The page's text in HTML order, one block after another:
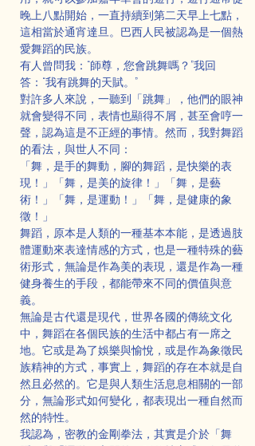
晚上八點開始，一直持續到第二天早上七點，
這相當於通宵達旦。巴西人民被認為是一個熱
愛舞蹈的民族。
有人曾問我：“師尊，您會跳舞嗎？”我回
答：“我有跳舞的天賦。”
對許多人來說，一聽到「跳舞」，他們的眼神
就會變得不同，表情也顯得不屑，甚至會哼一
聲，認為這是不正經的事情。然而，我對舞蹈
的看法，與世人不同：
「舞，是手的舞動，腳的舞蹈，是快樂的表
現！」「舞，是美的旋律！」「舞，是藝
術！」「舞，是運動！」「舞，是健康的象
徵！」
舞蹈，原本是人類的一種基本本能，是透過肢
體運動來表達情感的方式，也是一種特殊的藝
術形式，無論是作為美的表現，還是作為一種
健身養生的手段，都能帶來不同的價值與意
義。
無論是古代還是現代，世界各國的傳統文化
中，舞蹈在各個民族的生活中都占有一席之
地。它或是為了娛樂與愉悅，或是作為象徵民
族精神的方式，事實上，舞蹈的存在本就是自
然且必然的。它是與人類生活息息相關的一部
分，無論形式如何變化，都表現出一種自然而
然的特性。
我認為，密教的金剛拳法，其實是介於「舞